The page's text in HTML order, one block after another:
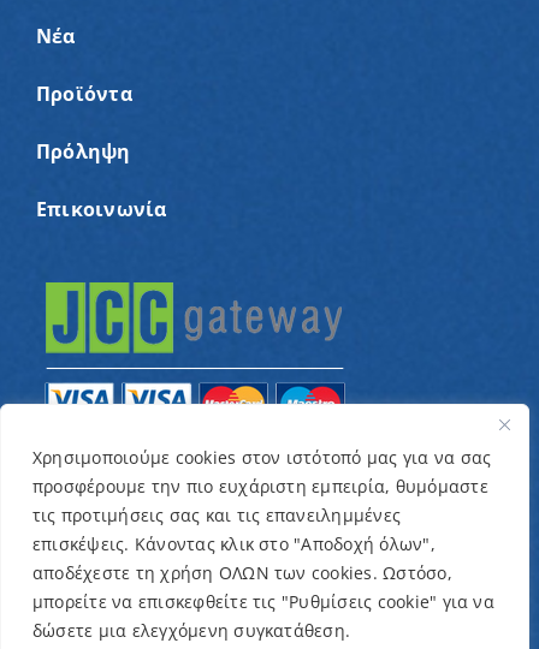
Χρησιμοποιούμε cookies στον ιστότοπό μας για να σας
προσφέρουμε την πιο ευχάριστη εμπειρία, θυμόμαστε
τις προτιμήσεις σας και τις επανειλημμένες
επισκέψεις. Κάνοντας κλικ στο "Αποδοχή όλων",
αποδέχεστε τη χρήση ΟΛΩΝ των cookies. Ωστόσο,
μπορείτε να επισκεφθείτε τις "Ρυθμίσεις cookie" για να
δώσετε μια ελεγχόμενη συγκατάθεση.
Νέα
Προϊόντα
Πρόληψη
Επικοινωνία
© Copyright 2022 – Παγκύπριος Σύνδεσμος για
παιδιά με καρκίνο και συναφείς παθήσεις «Ένα
Όνειρο Μια Ευχή» / Designed & Developed byNETinfo
Plc